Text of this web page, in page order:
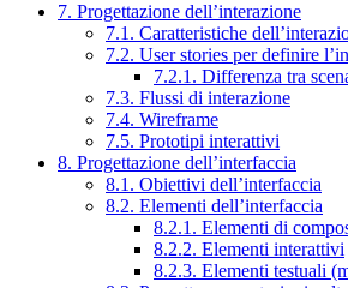
7. Progettazione dell’interazione
7.1. Caratteristiche
7.2. User stories per definire
7.2.1. Differenza tra
7.3. Flussi di interazione
7.4. Wireframe
7.5. Prototipi interattivi
8. Progettazione dell’interfaccia
8.1. Obiettivi dell’interfaccia
8.2. Elementi dell’interfaccia
8.2.1. Elementi di
8.2.2. Elementi interattivi
8.2.3. Elementi testuali